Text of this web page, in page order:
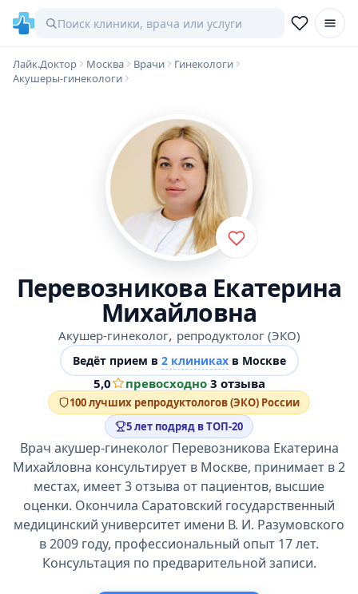
Лайк.Доктор Москва Врачи
Гинекологи
Акушеры-гинекологи
Перевозникова Екатерина
Михайловна
Акушер-гинеколог, репродуктолог (ЭКО)
Ведёт прием в 2 клиникахв Москве
5,0 превосходно·3 отзыва
100 лучших репродуктологов (ЭКО) России
5 лет подряд в ТОП-20
Врач акушер-гинеколог Перевозникова Екатерина
Михайловна консультирует в Москве, принимает в 2
местах, имеет 3 отзыва от пациентов, высшие
оценки. Окончила Саратовский государственный
медицинский университет имени В. И. Разумовского
в 2009 году, профессиональный опыт 17 лет.
Консультация по предварительной записи.